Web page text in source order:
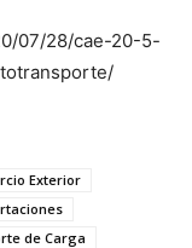
07/28/cae-20-5-
Exterior
de Carga